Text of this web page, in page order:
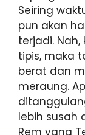
Seiring
pun akan
terjadi.
tipis, maka
berat dan
meraung.
lebih susah